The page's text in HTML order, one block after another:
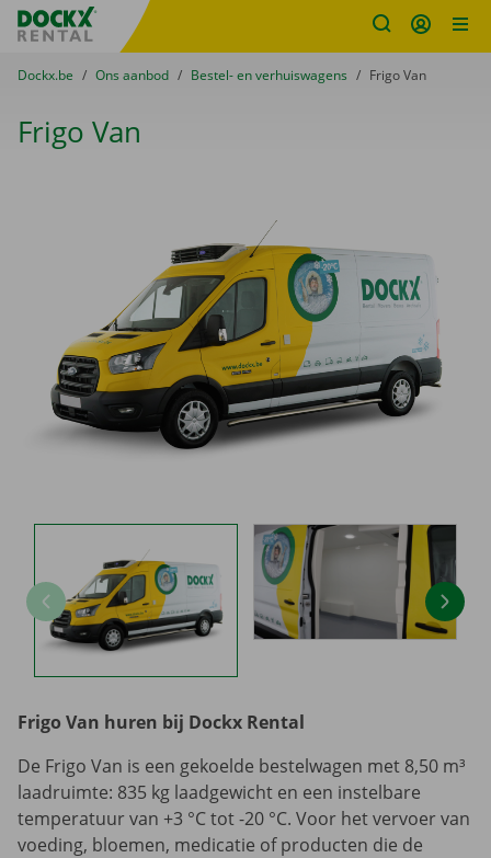
Fratello DEMO
U bevindt zich hier:
van
Dockx.be naar
Ons aanbod naar
Bestel- en verhuiswagens naar
Frigo Van
Frigo Van
Frigo Van huren bij Dockx Rental
De Frigo Van is een gekoelde bestelwagen met 8,50 m³
laadruimte: 835 kg laadgewicht en een instelbare
temperatuur van +3 °C tot -20 °C. Voor het vervoer van
voeding, bloemen, medicatie of producten die de